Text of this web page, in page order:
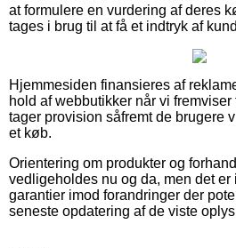
at formulere en vurdering af deres
tages i brug til at få et indtryk af
Hjemmesiden finansieres af
hold af webbutikker når vi
tager provision såfremt de brugere
et køb.
Orientering om produkter og
vedligeholdes nu og da, men det er
garantier imod forandringer der
seneste opdatering af de viste